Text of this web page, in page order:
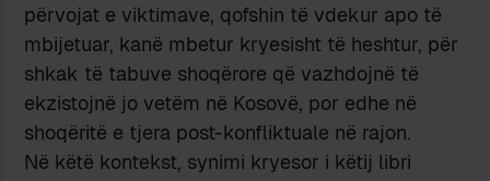
përvojat e viktimave, qofshin të vdekur apo të
mbijetuar, kanë mbetur kryesisht të heshtur, për
shkak të tabuve shoqërore që vazhdojnë të
ekzistojnë jo vetëm në Kosovë, por edhe në
shoqëritë e tjera post-konfliktuale në rajon.
Në këtë kontekst, synimi kryesor i këtij libri